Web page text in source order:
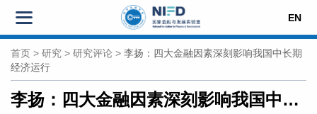
EN
首页 > 研究 > 研究评论 > 李扬：四大金融因素深刻影响我国中长期
经济运行
李扬：四大金融因素深刻影响我国中长期经济运行